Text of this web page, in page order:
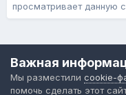
просматривает данную
Форум
Важная
Мы разместили cookie-
помочь сделать этот